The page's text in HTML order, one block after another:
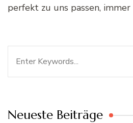
perfekt zu uns passen,
Neueste Beiträge